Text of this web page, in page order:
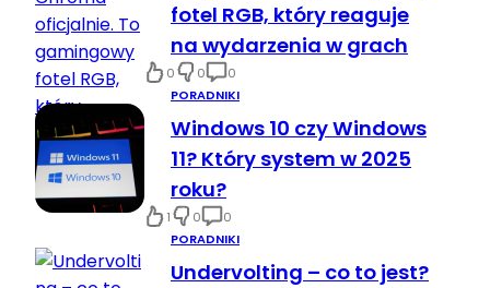
fotel RGB, który reaguje
na wydarzenia w grach
0 0
0
PORADNIKI
Windows 10 czy Windows
11? Który system w 2025
roku?
1 0
0
PORADNIKI
Undervolting – co to jest?